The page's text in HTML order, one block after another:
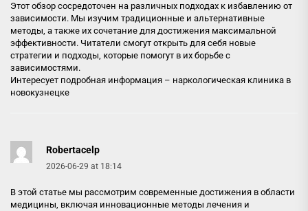
Этот обзор сосредоточен на различных подходах к избавлению от
зависимости. Мы изучим традиционные и альтернативные
методы, а также их сочетание для достижения максимальной
эффективности. Читатели смогут открыть для себя новые
стратегии и подходы, которые помогут в их борьбе с
зависимостями.
Интересует подробная информация – наркологическая клиника в
новокузнецке
Robertacelp
2026-06-29 at 18:14
В этой статье мы рассмотрим современные достижения в области
медицины, включая инновационные методы лечения и